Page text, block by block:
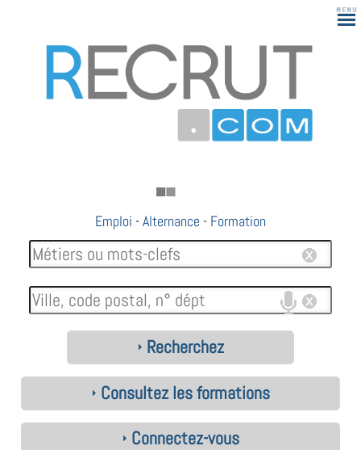
Emploi -Alternance - Formation
Recherchez
Consultez les formations
Connectez-vous